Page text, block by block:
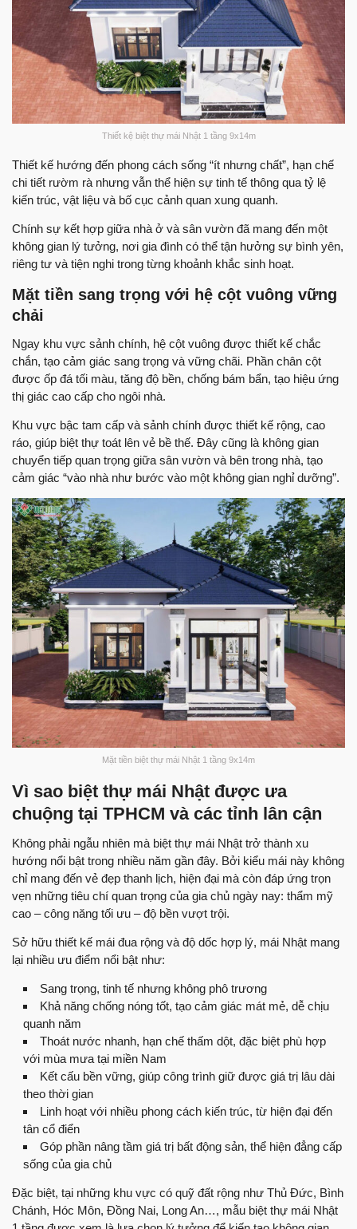
Thiết kệ biệt thự mái Nhật 1 tầng 9x14m
Thiết kế hướng đến phong cách sống “ít nhưng chất”, hạn chế
chi tiết rườm rà nhưng vẫn thể hiện sự tinh tế thông qua tỷ lệ
kiến trúc, vật liệu và bố cục cảnh quan xung quanh.
Chính sự kết hợp giữa nhà ở và sân vườn đã mang đến một
không gian lý tưởng, nơi gia đình có thể tận hưởng sự bình yên,
riêng tư và tiện nghi trong từng khoảnh khắc sinh hoạt.
Mặt tiền sang trọng với hệ cột vuông vững
chải
Ngay khu vực sảnh chính, hệ cột vuông được thiết kế chắc
chắn, tạo cảm giác sang trọng và vững chãi. Phần chân cột
được ốp đá tối màu, tăng độ bền, chống bám bẩn, tạo hiệu ứng
thị giác cao cấp cho ngôi nhà.
Khu vực bậc tam cấp và sảnh chính được thiết kế rộng, cao
ráo, giúp biệt thự toát lên vẻ bề thế. Đây cũng là không gian
chuyển tiếp quan trọng giữa sân vườn và bên trong nhà, tạo
cảm giác “vào nhà như bước vào một không gian nghỉ dưỡng”.
Mặt tiền biệt thự mái Nhật 1 tầng 9x14m
Vì sao biệt thự mái Nhật được ưa
chuộng tại TPHCM và các tỉnh lân cận
Không phải ngẫu nhiên mà biệt thự mái Nhật trở thành xu
hướng nổi bật trong nhiều năm gần đây. Bởi kiểu mái này không
chỉ mang đến vẻ đẹp thanh lịch, hiện đại mà còn đáp ứng trọn
vẹn những tiêu chí quan trọng của gia chủ ngày nay: thẩm mỹ
cao – công năng tối ưu – độ bền vượt trội.
Sở hữu thiết kế mái đua rộng và độ dốc hợp lý, mái Nhật mang
lại nhiều ưu điểm nổi bật như:
Sang trọng, tinh tế nhưng không phô trương
Khả năng chống nóng tốt, tạo cảm giác mát mẻ, dễ chịu
quanh năm
Thoát nước nhanh, hạn chế thấm dột, đặc biệt phù hợp
với mùa mưa tại miền Nam
Kết cấu bền vững, giúp công trình giữ được giá trị lâu dài
theo thời gian
Linh hoạt với nhiều phong cách kiến trúc, từ hiện đại đến
tân cổ điển
Góp phần nâng tầm giá trị bất động sản, thể hiện đẳng cấp
sống của gia chủ
Đặc biệt, tại những khu vực có quỹ đất rộng như Thủ Đức, Bình
Chánh, Hóc Môn, Đồng Nai, Long An…, mẫu biệt thự mái Nhật